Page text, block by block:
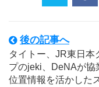
後の記事へ
タイトー、JR東日本
プのjeki、DeNAが協
位置情報を活かした